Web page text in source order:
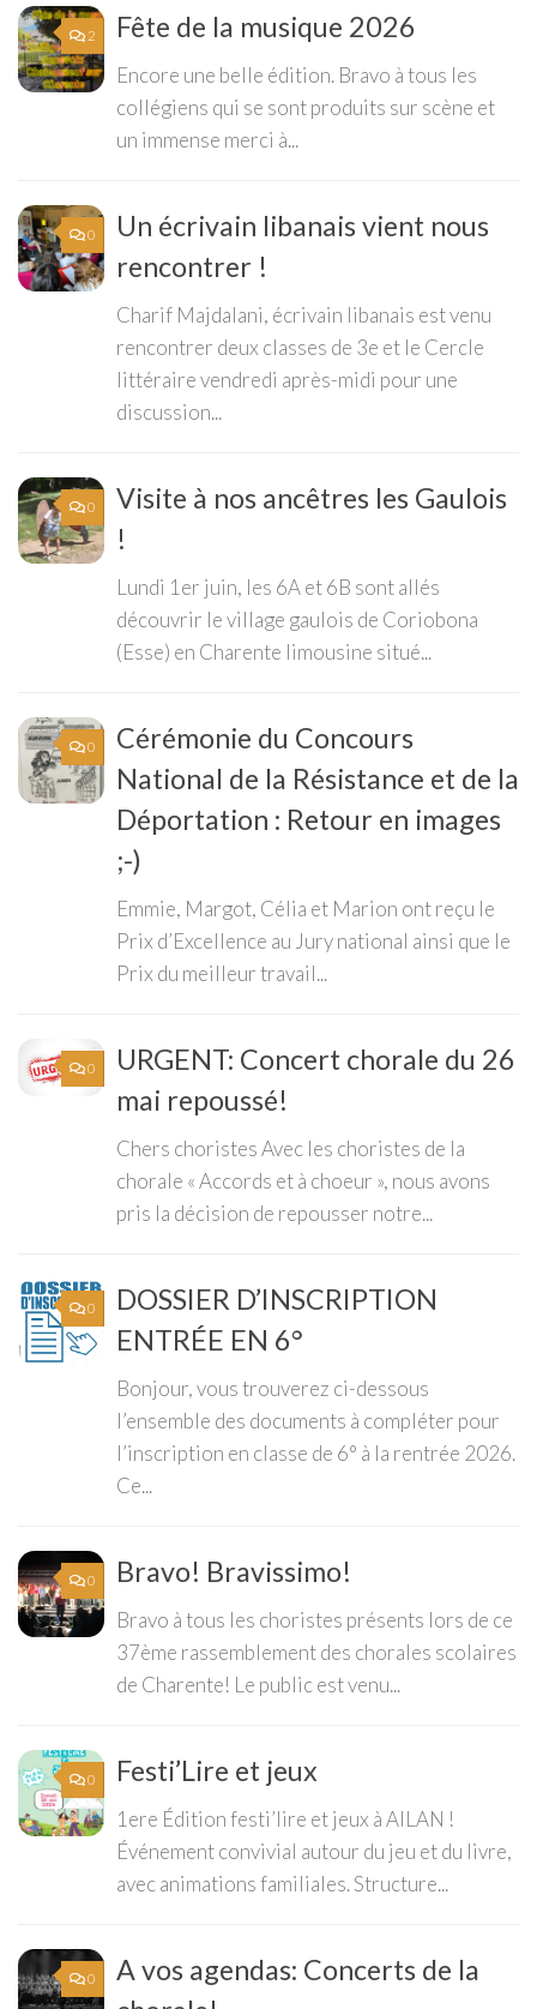
2 Fête de la musique 2026
Encore une belle édition. Bravo à tous les
collégiens qui se sont produits sur scène et
un immense merci à...
0
Un écrivain libanais vient nous
rencontrer !
Charif Majdalani, écrivain libanais est venu
rencontrer deux classes de 3e et le Cercle
littéraire vendredi après-midi pour une
discussion...
0
Visite à nos ancêtres les Gaulois
!
Lundi 1er juin, les 6A et 6B sont allés
découvrir le village gaulois de Coriobona
(Esse) en Charente limousine situé...
0
Cérémonie du Concours
National de la Résistance et de la
Déportation : Retour en images
;-)
Emmie, Margot, Célia et Marion ont reçu le
Prix d’Excellence au Jury national ainsi que le
Prix du meilleur travail...
0
URGENT: Concert chorale du 26
mai repoussé!
Chers choristes Avec les choristes de la
chorale « Accords et à choeur », nous avons
pris la décision de repousser notre...
0
DOSSIER D’INSCRIPTION
ENTRÉE EN 6°
Bonjour, vous trouverez ci-dessous
l’ensemble des documents à compléter pour
l’inscription en classe de 6° à la rentrée 2026.
Ce...
0 Bravo! Bravissimo!
Bravo à tous les choristes présents lors de ce
37ème rassemblement des chorales scolaires
de Charente! Le public est venu...
0 Festi’Lire et jeux
1ere Édition festi’lire et jeux à AILAN !
Événement convivial autour du jeu et du livre,
avec animations familiales. Structure...
0
A vos agendas: Concerts de la